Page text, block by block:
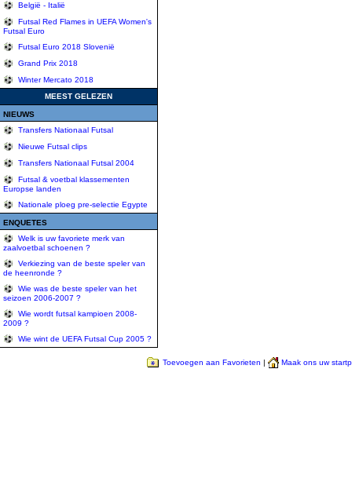
België - Italië
Futsal Red Flames in UEFA Women's
Futsal Euro
Futsal Euro 2018 Slovenië
Grand Prix 2018
Winter Mercato 2018
MEEST GELEZEN
NIEUWS
Transfers Nationaal Futsal
Nieuwe Futsal clips
Transfers Nationaal Futsal 2004
Futsal & voetbal klassementen
Europse landen
Nationale ploeg pre-selectie Egypte
ENQUETES
Welk is uw favoriete merk van
zaalvoetbal schoenen ?
Verkiezing van de beste speler van
de heenronde ?
Wie was de beste speler van het
seizoen 2006-2007 ?
Wie wordt futsal kampioen 2008-
2009 ?
Wie wint de UEFA Futsal Cup 2005 ?
Toevoegen aan Favorieten | Maak ons uw